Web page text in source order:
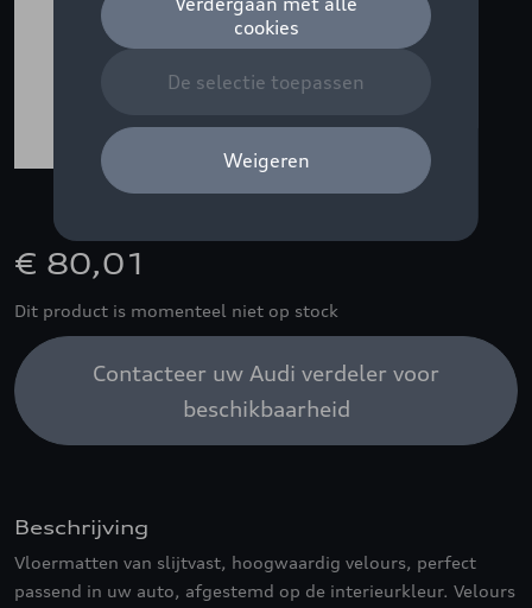
€ 80,01
Dit product is momenteel niet op stock
Contacteer uw Audi verdeler voor
beschikbaarheid
Beschrijving
Vloermatten van slijtvast, hoogwaardig velours, perfect
passend in uw auto, afgestemd op de interieurkleur. Velours